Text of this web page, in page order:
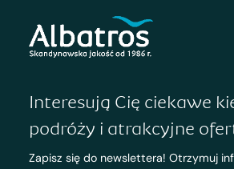
Interesują Cię ciekawe
podróży i atrakcyjne
Zapisz się do newslettera! Otrzymuj